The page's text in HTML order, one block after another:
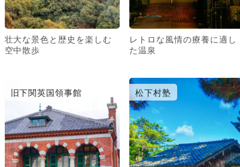
壮大な景色と歴史を楽しむ
空中散歩
レトロな風情の療養に適し
た温泉
旧下関英国領事館 松下村塾